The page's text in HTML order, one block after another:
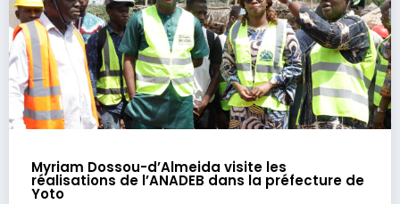
Myriam Dossou-d’Almeida visite les
réalisations de l’ANADEB dans la préfecture de
Yoto